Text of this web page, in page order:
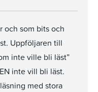
och som bits och
Uppföljaren till
inte ville bli läst”
inte vill bli läst.
med stora